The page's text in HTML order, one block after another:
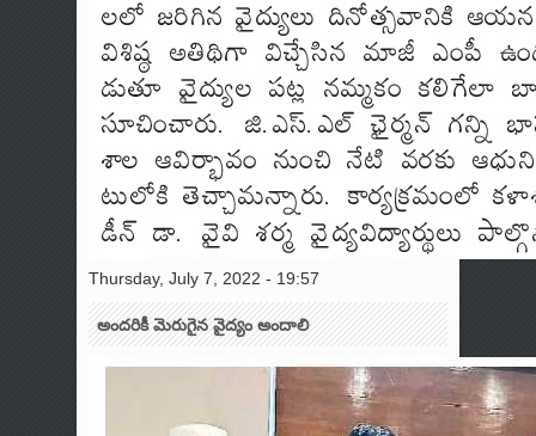
Thursday, July 7, 2022 - 19:57
అందరికీ మెరుగైన వైద్యం అందాలి